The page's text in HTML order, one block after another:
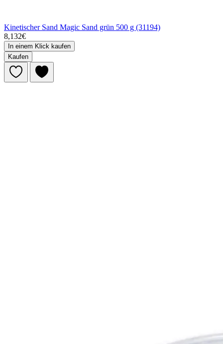
Kinetischer Sand Magic Sand grün 500 g (31194)
8,132€
In einem Klick kaufen
Kaufen